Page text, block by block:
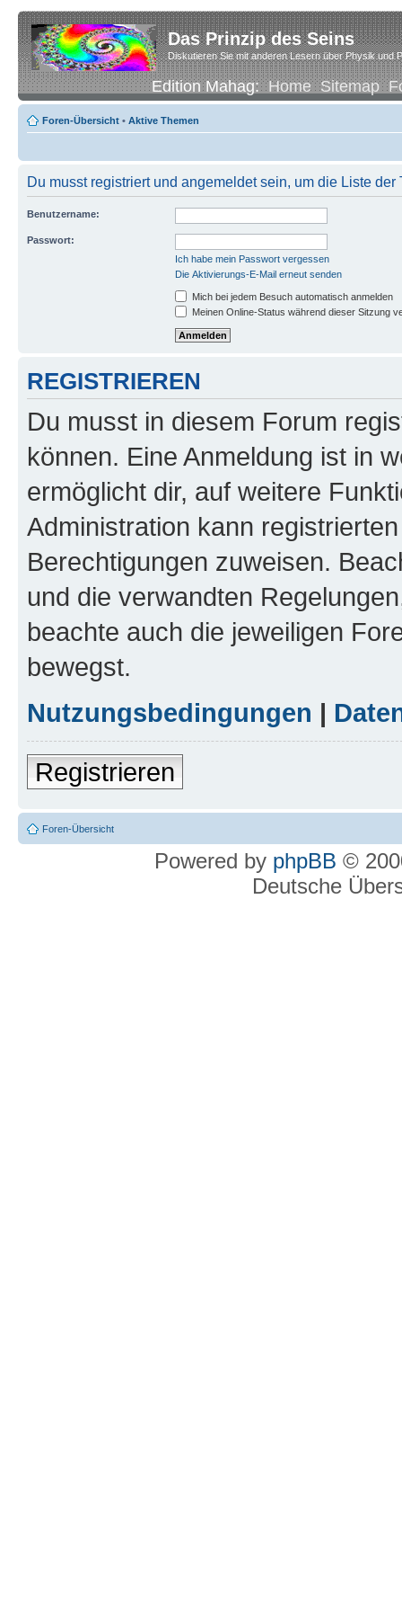
Das Prinzip des Seins
Diskutieren Sie mit anderen Lesern über Physik und
Edition Mahag:Home Sitemap
Foren-Übersicht • Aktive Themen
Du musst registriert und angemeldet sein, um die Liste
Benutzername:
Passwort:
Ich habe mein Passwort vergessen
Die Aktivierungs-E-Mail erneut senden
Mich bei jedem Besuch automatisch anmelden
Meinen Online-Status während dieser Sitzung
REGISTRIEREN
Du musst in diesem Forum
können. Eine Anmeldung ist in
ermöglicht dir, auf weitere
Administration kann
Berechtigungen zuweisen.
und die verwandten
beachte auch die jeweiligen
bewegst.
Nutzungsbedingungen |
Registrieren
Foren-Übersicht
Powered by phpBB ©
Deutsche